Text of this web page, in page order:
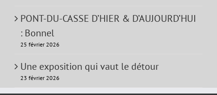
PONT-DU-CASSE D’HIER & D’AUJOURD’HUI
: Bonnel
25 février 2026
Une exposition qui vaut le détour
23 février 2026